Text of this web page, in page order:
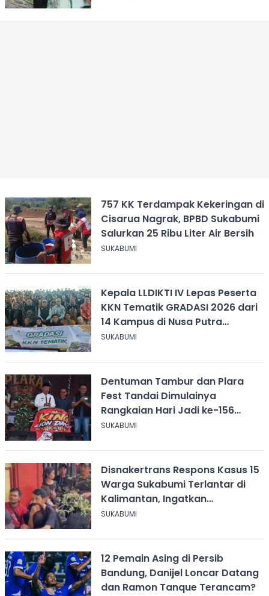
757 KK Terdampak Kekeringan di
Cisarua Nagrak, BPBD Sukabumi
Salurkan 25 Ribu Liter Air Bersih
SUKABUMI
Kepala LLDIKTI IV Lepas Peserta
KKN Tematik GRADASI 2026 dari
14 Kampus di Nusa Putra
University
SUKABUMI
Dentuman Tambur dan Plara
Fest Tandai Dimulainya
Rangkaian Hari Jadi ke-156
Kabupaten Sukabumi
SUKABUMI
Disnakertrans Respons Kasus 15
Warga Sukabumi Terlantar di
Kalimantan, Ingatkan
Pentingnya Perjanjian Kerja
SUKABUMI
12 Pemain Asing di Persib
Bandung, Danijel Loncar Datang
dan Ramon Tanque Terancam?